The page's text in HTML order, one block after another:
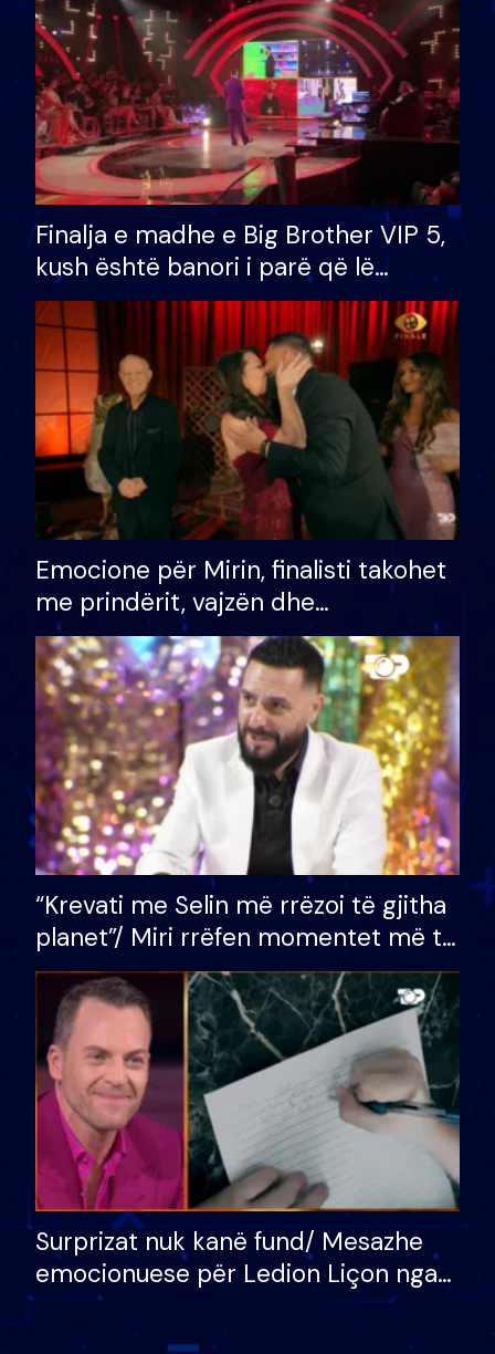
Finalja e madhe e Big Brother VIP 5,
kush është banori i parë që lë
shtëpinë dhe humb mundësinë për
të fituar çmimin e madh
Emocione për Mirin, finalisti takohet
me prindërit, vajzën dhe
bashkëshorten: S’kemi ndonjë letër
divorci apo jo?
“Krevati me Selin më rrëzoi të gjitha
planet”/ Miri rrëfen momentet më të
bukura në shtëpinë e BB VIP: Do më
mungojë zilja e mëngjesit kur…
Surprizat nuk kanë fund/ Mesazhe
emocionuese për Ledion Liçon nga
nëna dhe fëmijët e tij, moderatori
nuk i mban dot lotët: Nuk meritoj…